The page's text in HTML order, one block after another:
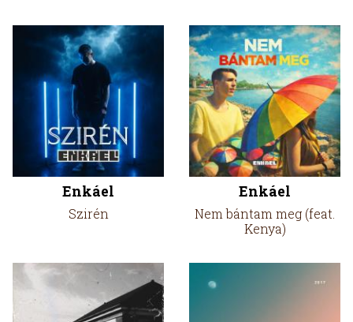
Enkáel
Szirén
Enkáel
Nem bántam meg (feat.
Kenya)